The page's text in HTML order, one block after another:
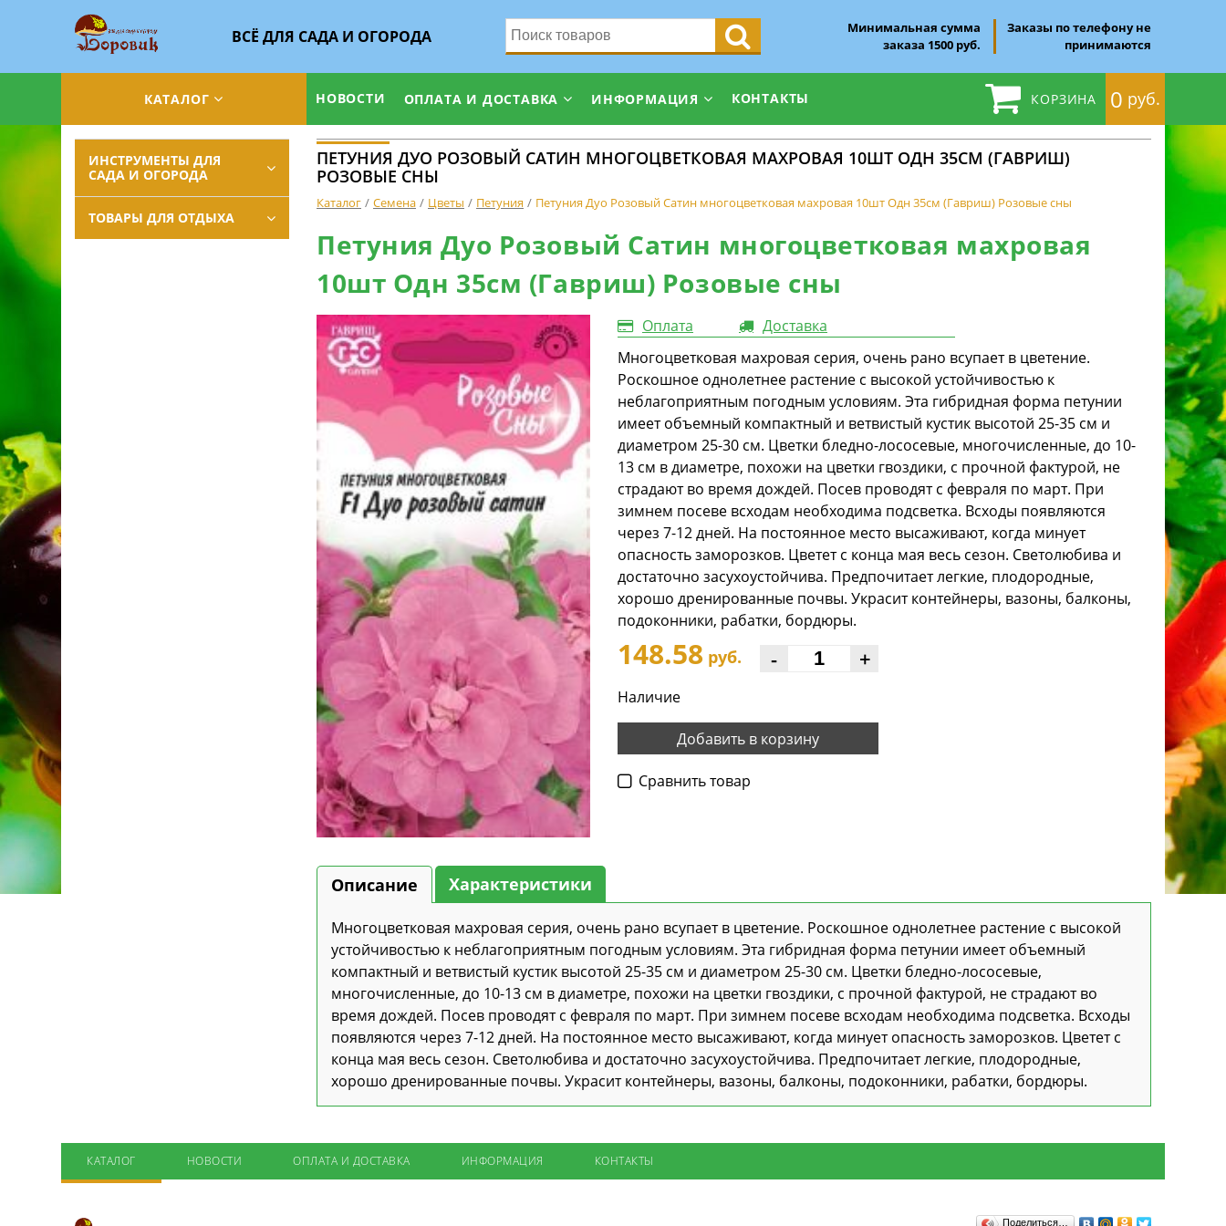
ВСЁ ДЛЯ САДА И ОГОРОДА
Минимальная сумма
заказа 1500 руб.
Заказы по телефону не
принимаются
КОРЗИНА 0 руб.
КАТАЛОГ НОВОСТИ ОПЛАТА И ДОСТАВКА ИНФОРМАЦИЯ КОНТАКТЫ
ИНСТРУМЕНТЫ ДЛЯ
САДА И ОГОРОДА
ТОВАРЫ ДЛЯ ОТДЫХА
ПЕТУНИЯ ДУО РОЗОВЫЙ САТИН МНОГОЦВЕТКОВАЯ МАХРОВАЯ 10ШТ ОДН 35СМ (ГАВРИШ)
РОЗОВЫЕ СНЫ
Каталог Семена Цветы Петуния Петуния Дуо Розовый Сатин многоцветковая махровая 10шт Одн 35см (Гавриш) Розовые сны
Петуния Дуо Розовый Сатин многоцветковая махровая
10шт Одн 35см (Гавриш) Розовые сны
Оплата
Доставка
Многоцветковая махровая серия, очень рано всупает в цветение.
Роскошное однолетнее растение с высокой устойчивостью к
неблагоприятным погодным условиям. Эта гибридная форма петунии
имеет объемный компактный и ветвистый кустик высотой 25-35 см и
диаметром 25-30 см. Цветки бледно-лососевые, многочисленные, до 10-
13 см в диаметре, похожи на цветки гвоздики, с прочной фактурой, не
страдают во время дождей. Посев проводят с февраля по март. При
зимнем посеве всходам необходима подсветка. Всходы появляются
через 7-12 дней. На постоянное место высаживают, когда минует
опасность заморозков. Цветет с конца мая весь сезон. Светолюбива и
достаточно засухоустойчива. Предпочитает легкие, плодородные,
хорошо дренированные почвы. Украсит контейнеры, вазоны, балконы,
подоконники, рабатки, бордюры.
148.58 руб. - +
Наличие
Добавить в корзину
Cравнить товар
Описание Характеристики
Многоцветковая махровая серия, очень рано всупает в цветение. Роскошное однолетнее растение с высокой
устойчивостью к неблагоприятным погодным условиям. Эта гибридная форма петунии имеет объемный
компактный и ветвистый кустик высотой 25-35 см и диаметром 25-30 см. Цветки бледно-лососевые,
многочисленные, до 10-13 см в диаметре, похожи на цветки гвоздики, с прочной фактурой, не страдают во
время дождей. Посев проводят с февраля по март. При зимнем посеве всходам необходима подсветка. Всходы
появляются через 7-12 дней. На постоянное место высаживают, когда минует опасность заморозков. Цветет с
конца мая весь сезон. Светолюбива и достаточно засухоустойчива. Предпочитает легкие, плодородные,
хорошо дренированные почвы. Украсит контейнеры, вазоны, балконы, подоконники, рабатки, бордюры.
КАТАЛОГ НОВОСТИ ОПЛАТА И ДОСТАВКА ИНФОРМАЦИЯ КОНТАКТЫ
Поделиться…